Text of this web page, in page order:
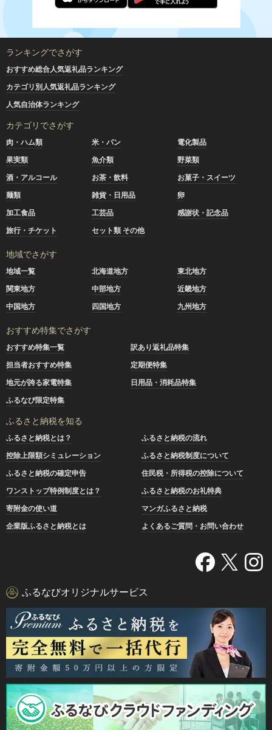
ランキングでさがす
おすすめ総合人気返礼品ランキング
カテゴリ別人気返礼品ランキング
人気自治体ランキング
カテゴリでさがす
肉・ハム類 米・パン
電化製品
果実類
魚介類
野菜類
酒・アルコール
お茶・飲料
お菓子・スイーツ
麺類
雑貨・日用品
卵
加工食品
工芸品
感謝状・記念品
旅行・チケット
セット類 その他
地域でさがす
地域一覧 北海道地方
東北地方
関東地方
中部地方
近畿地方
中国地方
四国地方 九州地方
おすすめ特集でさがす
おすすめ特集一覧
訳あり返礼品特集
担当者おすすめ特集
定期便特集
地元が誇る家電特集
日用品・消耗品特集
ふるなび限定特集
ふるさと納税を知る
ふるさと納税とは？
ふるさと納税の流れ
控除上限額シミュレーション
ふるさと納税制度について
ふるさと納税の確定申告
住民税・所得税の控除について
ワンストップ特例制度とは？
ふるさと納税のお礼特典
寄附金の使い道
マンガふるさと納税
企業版ふるさと納税とは
よくあるご質問・お問い合わせ
ふるなびオリジナルサービス